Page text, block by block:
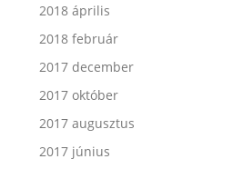
2018 április
2018 február
2017 december
2017 október
2017 augusztus
2017 június